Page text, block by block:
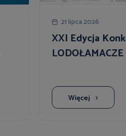
21 lipca 2026
XXI Edycja
Więcej